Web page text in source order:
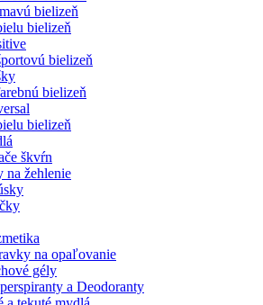
bielizeň
bielizeň
bielizeň
bielizeň
bielizeň
škvŕn
na žehlenie
na opaľovanie
gély
a Deodoranty